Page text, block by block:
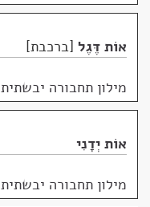
אוֹת דֶּגֶל ברכבת
מילון תחבורה יבשתית
אוֹת יְדָנִי
מילון תחבורה יבשתית